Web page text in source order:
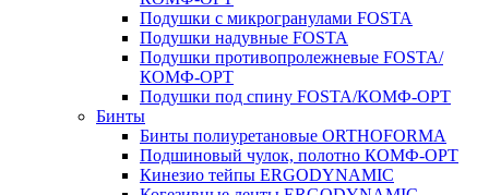
Подушки с микрогранулами FOSTA
Подушки надувные FOSTA
Подушки противопролежневые FOSTA/
КОМФ-ОРТ
Подушки под спину FOSTA/КОМФ-ОРТ
Бинты
Бинты полиуретановые ORTHOFORMA
Подшиновый чулок, полотно КОМФ-ОРТ
Кинезио тейпы ERGODYNAMIC